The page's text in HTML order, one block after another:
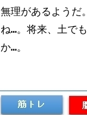
無理があるようだ
ね…。将来、土で
か…。